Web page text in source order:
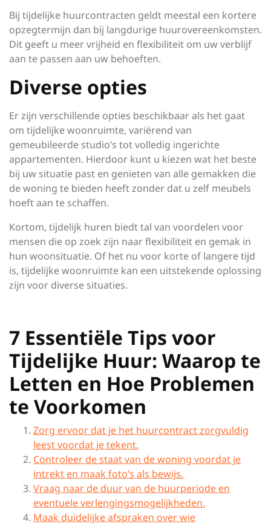
Bij tijdelijke huurcontracten geldt meestal een kortere
opzegtermijn dan bij langdurige huurovereenkomsten.
Dit geeft u meer vrijheid en flexibiliteit om uw verblijf
aan te passen aan uw behoeften.
Diverse opties
Er zijn verschillende opties beschikbaar als het gaat
om tijdelijke woonruimte, variërend van
gemeubileerde studio’s tot volledig ingerichte
appartementen. Hierdoor kunt u kiezen wat het beste
bij uw situatie past en genieten van alle gemakken die
de woning te bieden heeft zonder dat u zelf meubels
hoeft aan te schaffen.
Kortom, tijdelijk huren biedt tal van voordelen voor
mensen die op zoek zijn naar flexibiliteit en gemak in
hun woonsituatie. Of het nu voor korte of langere tijd
is, tijdelijke woonruimte kan een uitstekende oplossing
zijn voor diverse situaties.
7 Essentiële Tips voor
Tijdelijke Huur: Waarop te
Letten en Hoe Problemen
te Voorkomen
Zorg ervoor dat je het huurcontract zorgvuldig
leest voordat je tekent.
Controleer de staat van de woning voordat je
intrekt en maak foto’s als bewijs.
Vraag naar de duur van de huurperiode en
eventuele verlengingsmogelijkheden.
Maak duidelijke afspraken over wie